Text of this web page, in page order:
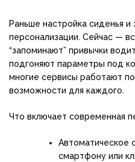
Раньше настройка сиденья и
персонализации. Сейчас —
“запоминают” привычки
подгоняют параметры под
многие сервисы работают
возможности для каждого.
Что включает современная
Автоматическое
смартфону или